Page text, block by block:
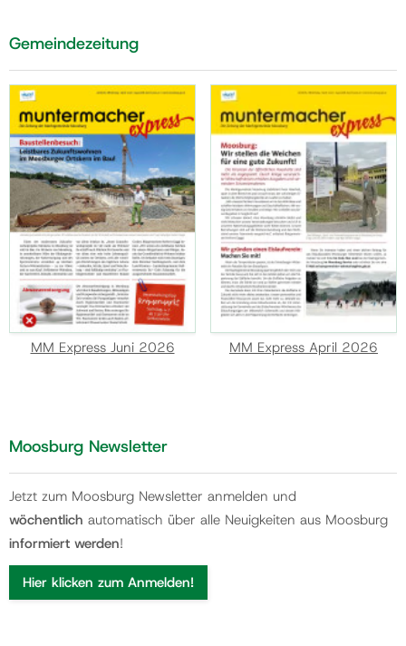
Gemeindezeitung
MM Express Juni 2026 MM Express April 2026
Moosburg Newsletter
Jetzt zum Moosburg Newsletter anmelden und
wöchentlich automatisch über alle Neuigkeiten aus Moosburg
informiert werden!
Hier klicken zum Anmelden!